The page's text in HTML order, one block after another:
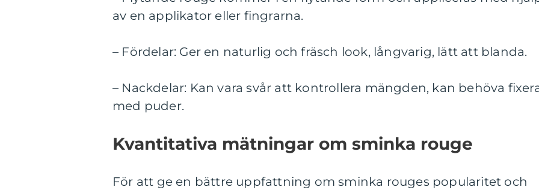
av en applikator eller fingrarna.
– Fördelar: Ger en naturlig och fräsch look, långvarig, lätt att blanda.
– Nackdelar: Kan vara svår att kontrollera mängden, kan behöva
med puder.
Kvantitativa mätningar om sminka rouge
För att ge en bättre uppfattning om sminka rouges popularitet och